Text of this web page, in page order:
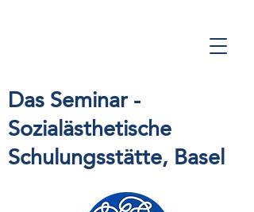
Das Seminar -
Sozialästhetische
Schulungsstätte, Basel